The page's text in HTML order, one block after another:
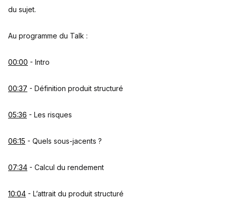
du sujet.
Au programme du Talk :
00:00 - Intro
00:37 - Définition produit structuré
05:36 - Les risques
06:15 - Quels sous-jacents ?
07:34 - Calcul du rendement
10:04 - L’attrait du produit structuré